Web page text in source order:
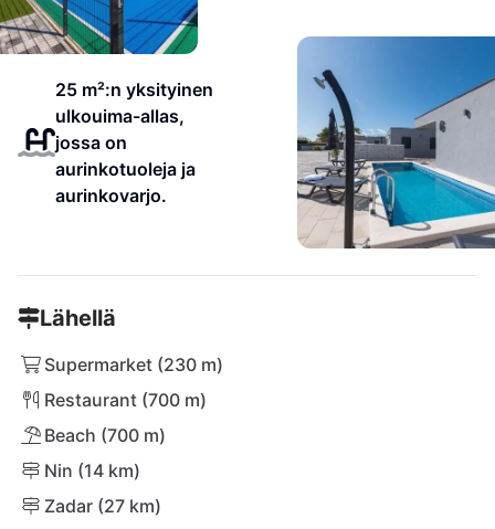
25 m²:n yksityinen
ulkouima-allas,
jossa on
aurinkotuoleja ja
aurinkovarjo.
Lähellä
Supermarket (230 m)
Restaurant (700 m)
Beach (700 m)
Nin (14 km)
Zadar (27 km)